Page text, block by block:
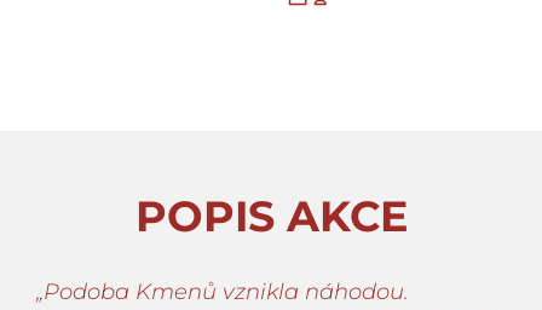
POPIS AKCE
„Podoba Kmenů vznikla náhodou.